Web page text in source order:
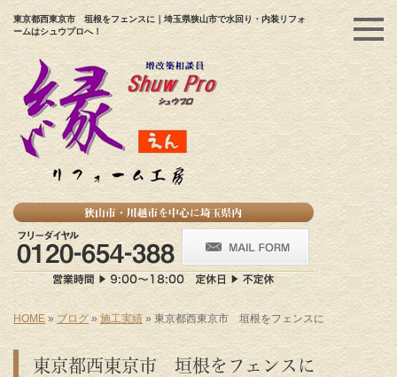
東京都西東京市 垣根をフェンスに｜埼玉県狭山市で水回り・内装リフォ
ームはシュウプロへ！
HOME »ブログ » 施工実績 » 東京都西東京市 垣根をフェンスに
東京都西東京市 垣根をフェンスに